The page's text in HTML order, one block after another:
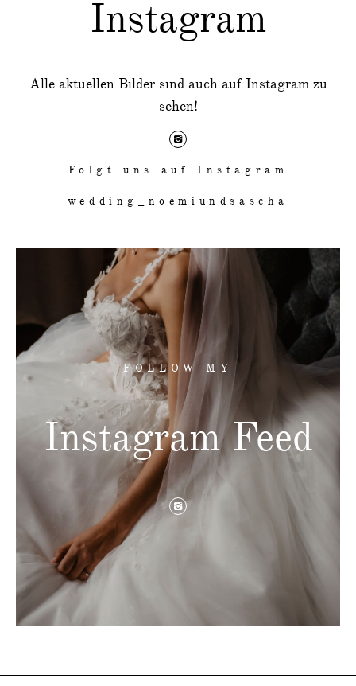
FOLLOW MY
Instagram Feed
Instagram
Alle aktuellen Bilder sind auch auf Instagram zu
sehen!
Folgt uns auf Instagram
wedding_noemiundsascha